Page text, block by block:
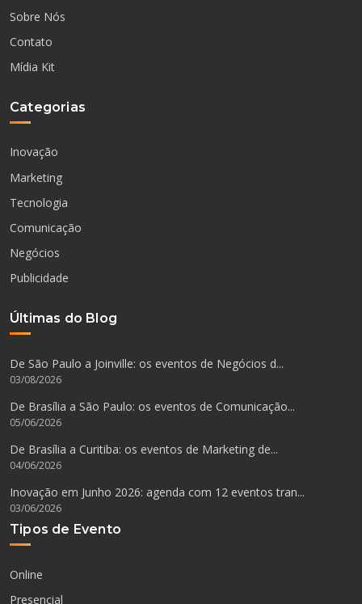
Sobre Nós
Contato
Mídia Kit
Categorias
Inovação
Marketing
Tecnologia
Comunicação
Negócios
Publicidade
Últimas do Blog
De São Paulo a Joinville: os eventos de Negócios d...
03/08/2026
De Brasília a São Paulo: os eventos de Comunicação...
05/06/2026
De Brasília a Curitiba: os eventos de Marketing de...
04/06/2026
Inovação em Junho 2026: agenda com 12 eventos tran...
03/06/2026
Tipos de Evento
Online
Presencial